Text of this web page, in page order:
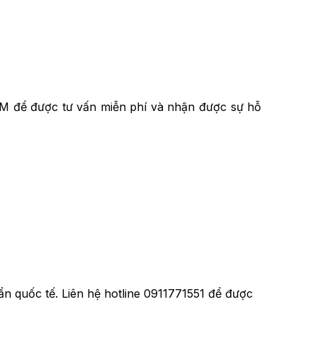
để được tư vấn miễn phí và nhận được sự hỗ
tế. Liên hệ hotline 0911771551 để được